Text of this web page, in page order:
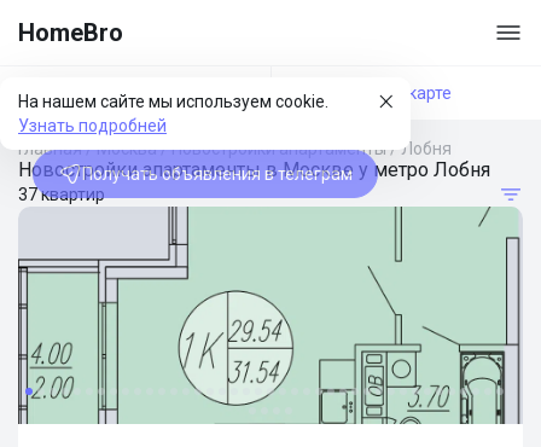
HomeBro
На нашем сайте мы используем cookie.
Узнать подробней
Получать объявления в телеграм
Фильтры На карте
Главная/Москва/Новостройки апартаменты/ Лобня
Новостройки апартаменты в Москве у метро Лобня
37 квартир